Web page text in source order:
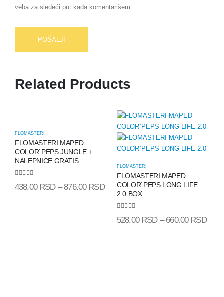
veba za sledeći put kada komentarišem.
Related Products
FLOMASTERI
FLOMASTERI MAPED
COLOR`PEPS JUNGLE +
NALEPNICE GRATIS
438.00 RSD – 876.00 RSD
FLOMASTERI
FLOMASTERI MAPED
COLOR`PEPS LONG LIFE
2.0 BOX
528.00 RSD – 660.00 RSD